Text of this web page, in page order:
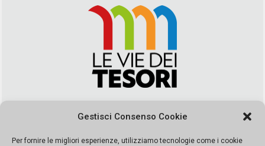
Gestisci Consenso Cookie
Per fornire le migliori esperienze, utilizziamo tecnologie come i cookie
segreteria@leviedeitesori.it